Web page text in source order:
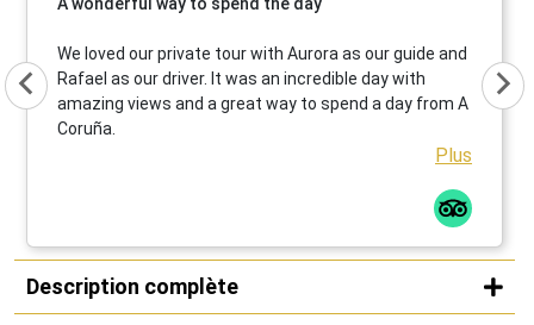
We loved our private tour with Aurora as our guide and
Rafael as our driver. It was an incredible day with
amazing views and a great way to spend a day from A
Coruña.
Plus
Description complète